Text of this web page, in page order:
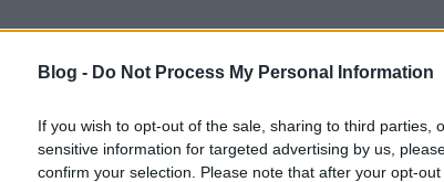
Blog - Do Not Process My Personal Information
If you wish to opt-out of the sale, sharing to third parties,
sensitive information for targeted advertising by us,
confirm your selection. Please note that after your opt-